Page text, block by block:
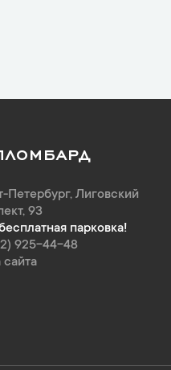
Петербург, Лиговский
93
парковка!
925-44-48
сайта